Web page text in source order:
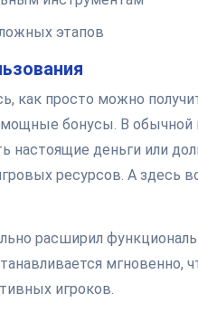
этапов
как просто можно
бонусы. В обычной
настоящие деньги или
ресурсов. А здесь
расширил
мгновенно,
игроков.